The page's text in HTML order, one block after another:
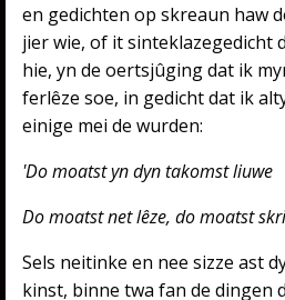
en gedichten op skreaun haw
jier wie, of it sinteklazegedicht
hie, yn de oertsjûging dat ik
ferlêze soe, in gedicht dat ik
einige mei de wurden:
'Do moatst yn dyn takomst liuwe
Do moatst net lêze, do moatst
Sels neitinke en nee sizze ast
kinst, binne twa fan de dingen